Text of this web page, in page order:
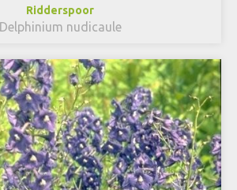
Ridderspoor
Delphinium nudicaule